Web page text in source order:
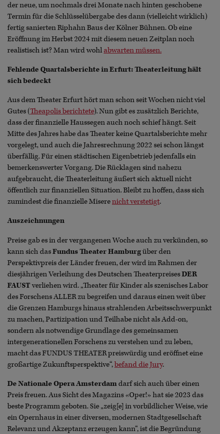
der neue, um nochmals drei Monate nach hinten geschobene
Termin für die Schlüsselübergabe des dann (vielleicht wirklich)
fertig sanierten Riphahn Baus der Kölner Bühnen. Ob eine
Eröffnung im Herbst 2024 mit diesem neuen Zeitplan noch
realistisch ist? Man wird wohlabwarten müssen.
Fehlende Quartalsberichte in Erfurt: Theaterleitung hält
sich bedeckt
Aus dem Theater Erfurt hört man schon seit Wochen nicht viel
Gutes (Theapolis berichtete). Nun gibt es zusätzlich Berichte,
dass der finanzielle Haussegen auch noch schief hängt. Seit
Mitte des Jahres habe das Theater keine Quartalsberichte mehr
vorgelegt, und auch die Jahresrechnung 2022 sei schon längst
überfällig. Für einen städtischen Eigenbetrieb jedenfalls ein
bemerkenswerter Vorgang. Die Rücklagen sind nahezu
aufgebraucht, die Theaterleitung äußert sich aktuell nicht
öffentlich zur finanziellen Situation. Bleibt zu hoffen, dass sich
zumindest die finanzielle Miserenicht verstetigt.
Auszeichnungen
Preise gab es in der vergangenen Woche auch zu verkünden, so
kann sich dasFundus Theater Hamburgüber den
Perspektivpreis der Länder freuen, der wird im Rahmen der
diesjährigen Verleihung des Deutschen TheaterpreisesDER
FAUSTverliehen wird. „Theater für Kinder als szenisches Labor
des Forschens ALLER zu begreifen und daraus einen weit über
die Grenzen Hamburgs hinaus strahlenden Arbeitsschwerpunkt
zu machen, Partizipation und Teilhabe nicht als Add-on,
sondern als notwendige Grundlage des gemeinsamen
intergenerationellen Forschens zu verstehen und zu leben,
macht das FUNDUS THEATER preiswürdig und eröffnet eine
großartige Zukunftsperspektive“,befand die Jury.
De Nationale Opera Amsterdamdarf sich auch über einen
Preis freuen. Aus Sicht des Magazins «Oper!» hat sie 2023 das
beste Programm geboten. Sie „zeig[e] in vorbildlicher Weise, wie
ein Opernhaus in einer diversen, modernen Stadtgesellschaft
Relevanz und Akzeptanz erzeugen kann“, ist die Begründung